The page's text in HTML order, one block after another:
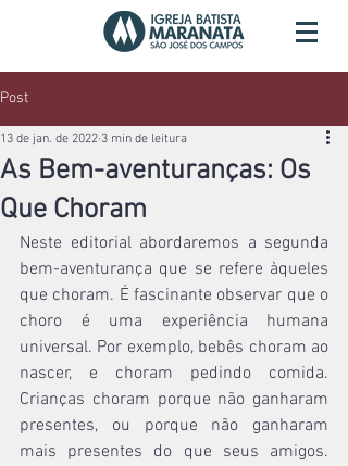
Post
As Bem-aventuranças: Os
Que Choram
13 de jan. de 2022 3 min de leitura
Neste editorial abordaremos a segunda
bem-aventurança que se refere àqueles
que choram. É fascinante observar que o
choro é uma experiência humana
universal. Por exemplo, bebês choram ao
nascer, e choram pedindo comida.
Crianças choram porque não ganharam
presentes, ou porque não ganharam
mais presentes do que seus amigos.